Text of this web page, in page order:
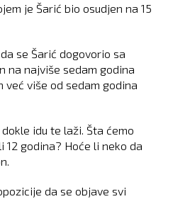
je Šarić bio osudjen na 15
se Šarić dogovorio sa
na najviše sedam godina
već više od sedam godina
idu te laži. Šta ćemo
12 godina? Hoće li neko da
da se objave svi